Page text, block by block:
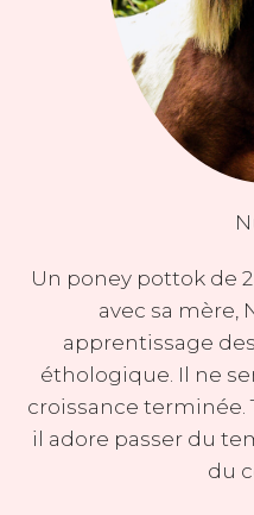
Un poney pottok de
avec sa mère,
apprentissage
éthologique. Il ne
croissance terminée.
il adore passer du
du